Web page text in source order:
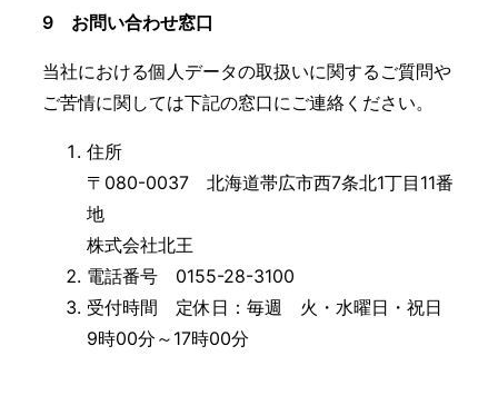
9 お問い合わせ窓口
当社における個人データの取扱いに関するご質問や
ご苦情に関しては下記の窓口にご連絡ください。
住所
〒080-0037 北海道帯広市西7条北1丁目11番
地
株式会社北王
電話番号 0155-28-3100
受付時間 定休日：毎週 火・水曜日・祝日
9時00分～17時00分